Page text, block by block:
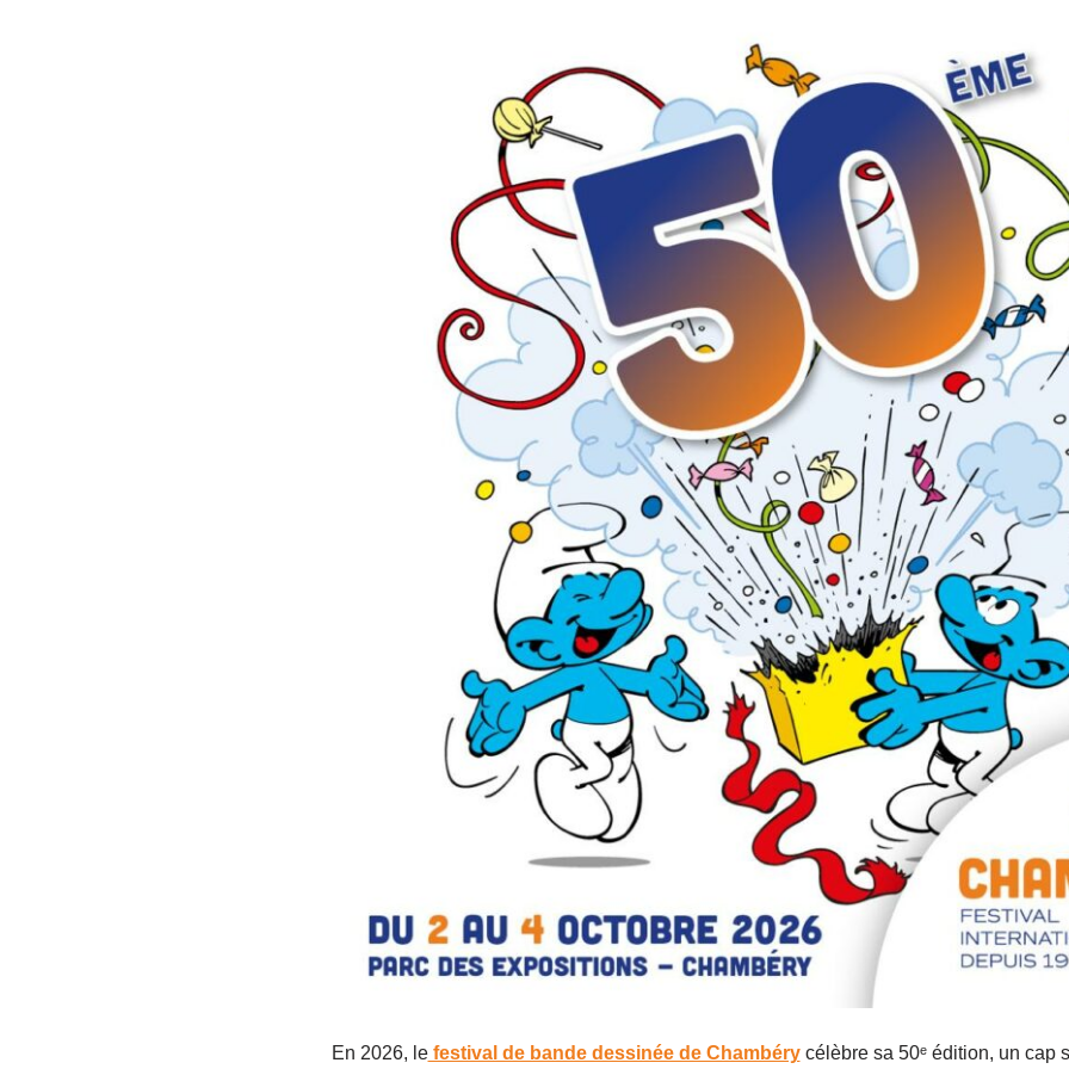
En 2026, lefestival de bande dessinée de Chambérycélèbre sa 50ᵉ édition, un cap